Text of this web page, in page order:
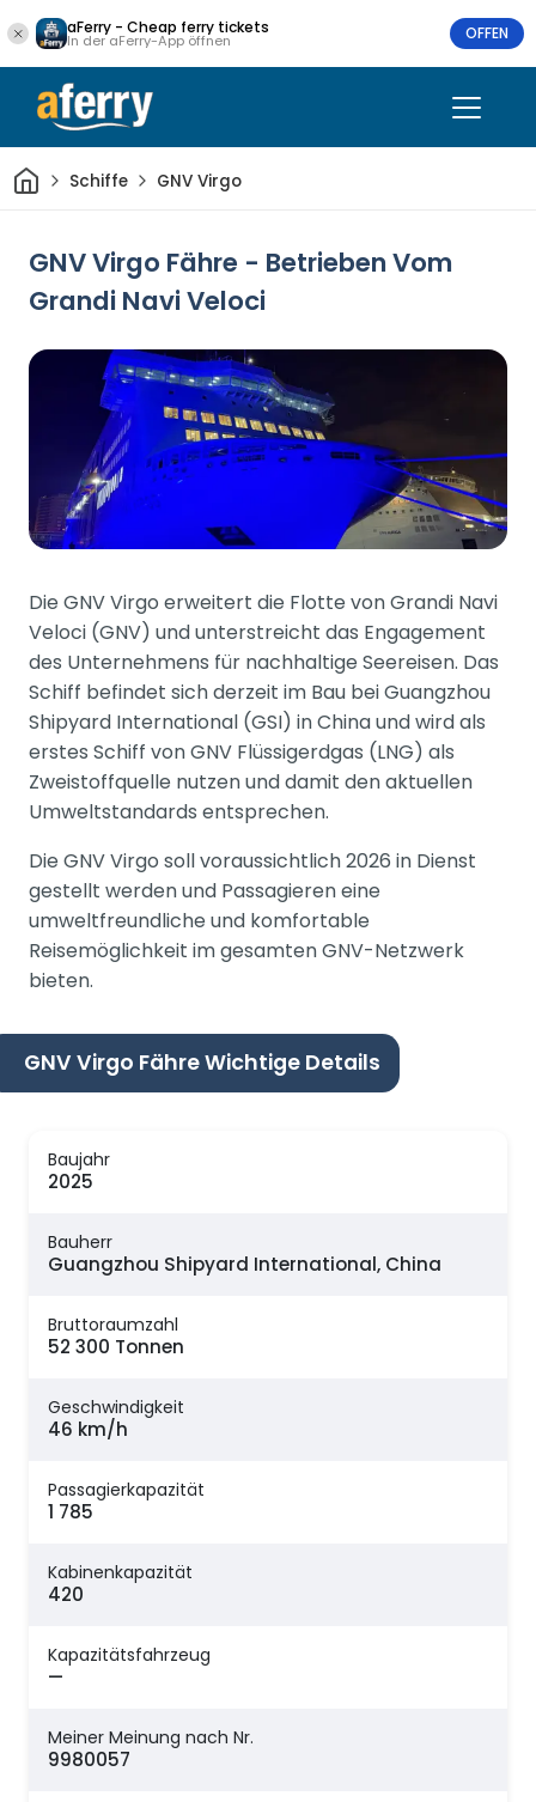
aFerry - Cheap ferry tickets
In der aFerry-App öffnen OFFEN
HeimSchiffe GNV Virgo
GNV Virgo Fähre - Betrieben Vom
Grandi Navi Veloci
Die GNV Virgo erweitert die Flotte von Grandi Navi
Veloci (GNV) und unterstreicht das Engagement
des Unternehmens für nachhaltige Seereisen. Das
Schiff befindet sich derzeit im Bau bei Guangzhou
Shipyard International (GSI) in China und wird als
erstes Schiff von GNV Flüssigerdgas (LNG) als
Zweistoffquelle nutzen und damit den aktuellen
Umweltstandards entsprechen.
Die GNV Virgo soll voraussichtlich 2026 in Dienst
gestellt werden und Passagieren eine
umweltfreundliche und komfortable
Reisemöglichkeit im gesamten GNV-Netzwerk
bieten.
GNV Virgo Fähre Wichtige Details
Baujahr
2025
Bauherr
Guangzhou Shipyard International, China
Bruttoraumzahl
52 300 Tonnen
Geschwindigkeit
46 km/h
Passagierkapazität
1 785
Kabinenkapazität
420
Kapazitätsfahrzeug
—
Meiner Meinung nach Nr.
9980057